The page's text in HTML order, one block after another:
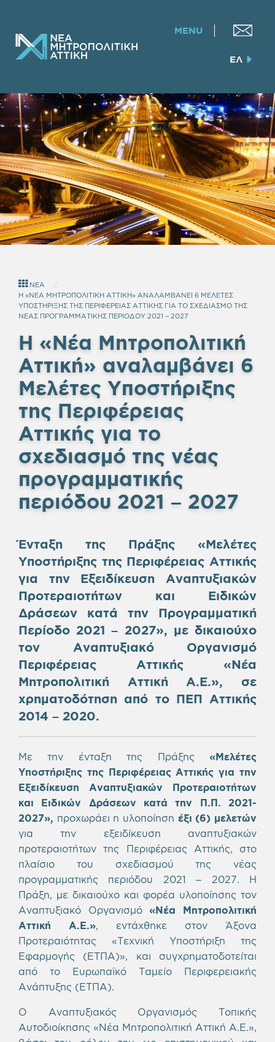
MENU
ΕΛ
ΝΕΑ
Η «ΝΕΑ ΜΗΤΡΟΠΟΛΙΤΙΚΗ ΑΤΤΙΚΗ» ΑΝΑΛΑΜΒΑΝΕΙ 6 ΜΕΛΕΤΕΣ
ΥΠΟΣΤΗΡΙΞΗΣ ΤΗΣ ΠΕΡΙΦΕΡΕΙΑΣ ΑΤΤΙΚΗΣ ΓΙΑ ΤΟ ΣΧΕΔΙΑΣΜΟ ΤΗΣ
ΝΕΑΣ ΠΡΟΓΡΑΜΜΑΤΙΚΗΣ ΠΕΡΙΟΔΟΥ 2021 – 2027
Η «Νέα Μητροπολιτική
Αττική» αναλαμβάνει 6
Μελέτες Υποστήριξης
της Περιφέρειας
Αττικής για το
σχεδιασμό της νέας
προγραμματικής
περιόδου 2021 – 2027
Ένταξη της Πράξης «Μελέτες
Υποστήριξης της Περιφέρειας Αττικής
για την Εξειδίκευση Αναπτυξιακών
Προτεραιοτήτων και Ειδικών
Δράσεων κατά την Προγραμματική
Περίοδο 2021 – 2027», με δικαιούχο
τον Αναπτυξιακό Οργανισμό
Περιφέρειας Αττικής «Νέα
Μητροπολιτική Αττική Α.Ε.», σε
χρηματοδότηση από το ΠΕΠ Αττικής
2014 – 2020.
Με την ένταξη της Πράξης «Μελέτες
Υποστήριξης της Περιφέρειας Αττικής για την
Εξειδίκευση Αναπτυξιακών Προτεραιοτήτων
και Ειδικών Δράσεων κατά την Π.Π. 2021-
2027», προχωράει η υλοποίηση έξι (6) μελετών
για την εξειδίκευση αναπτυξιακών
προτεραιοτήτων της Περιφέρειας Αττικής, στο
πλαίσιο του σχεδιασμού της νέας
προγραμματικής περιόδου 2021 – 2027. Η
Πράξη, με δικαιούχο και φορέα υλοποίησης τον
Αναπτυξιακό Οργανισμό«Νέα Μητροπολιτική
Αττική Α.Ε.», εντάχθηκε στον Άξονα
Προτεραιότητας «Τεχνική Υποστήριξη της
Εφαρμογής (ΕΤΠΑ)», και συγχρηματοδοτείται
από το Ευρωπαϊκό Ταμείο Περιφερειακής
Ανάπτυξης (ΕΤΠΑ).
Ο Αναπτυξιακός Οργανισμός Τοπικής
Αυτοδιοίκησης «Νέα Μητροπολιτική Αττική Α.Ε.»,